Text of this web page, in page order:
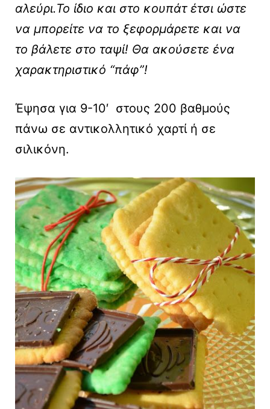
αλεύρι.Το ίδιο και στο κουπάτ έτσι ώστε
να μπορείτε να το ξεφορμάρετε και να
το βάλετε στο ταψί! Θα ακούσετε ένα
χαρακτηριστικό “πάφ”!
Έψησα για 9-10′ στους 200 βαθμούς
πάνω σε αντικολλητικό χαρτί ή σε
σιλικόνη.